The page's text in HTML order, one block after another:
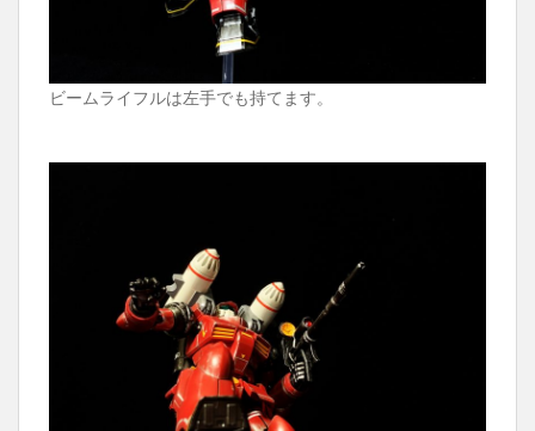
ビームライフルは左手でも持てます。